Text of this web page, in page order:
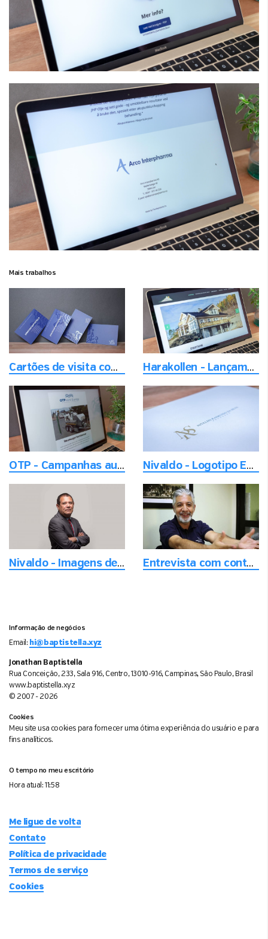
Mais trabalhos
Cartões de visita com design clean e de classe alta Harakollen - Lançamento de um novo bairro
OTP - Campanhas automáticas de email marketing Nivaldo - Logotipo Exclusivo e Pessoal
Nivaldo - Imagens de um empresário do século 21 Entrevista com contador Jose Luis
Informação de negócios
Email: hi@baptistella.xyz
Jonathan Baptistella
Rua Conceição, 233, Sala 916, Centro, 13010-916, Campinas, São Paulo, Brasil
www.baptistella.xyz
© 2007 - 2026
Cookies
Meu site usa cookies para fornecer uma ótima experiência do usuário e para
fins analíticos.
O tempo no meu escritório
Hora atual:11:58
Me ligue de volta
Contato
Política de privacidade
Termos de serviço
Cookies